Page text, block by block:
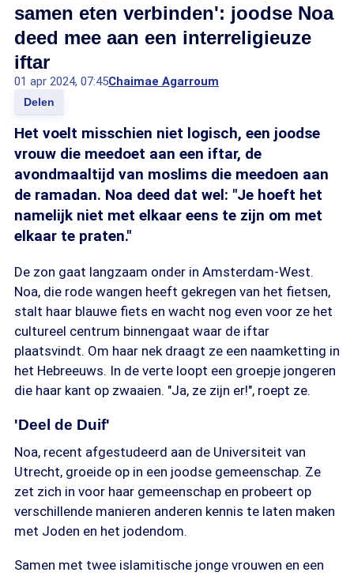
samen eten verbinden': joodse Noa
deed mee aan een interreligieuze
iftar
01 apr 2024, 07:45Chaimae Agarroum
Delen
Het voelt misschien niet logisch, een joodse
vrouw die meedoet aan een iftar, de
avondmaaltijd van moslims die meedoen aan
de ramadan. Noa deed dat wel: "Je hoeft het
namelijk niet met elkaar eens te zijn om met
elkaar te praten."
De zon gaat langzaam onder in Amsterdam-West.
Noa, die rode wangen heeft gekregen van het fietsen,
stalt haar blauwe fiets en wacht nog even voor ze het
cultureel centrum binnengaat waar de iftar
plaatsvindt. Om haar nek draagt ze een naamketting in
het Hebreeuws. In de verte loopt een groepje jongeren
die haar kant op zwaaien. "Ja, ze zijn er!", roept ze.
'Deel de Duif'
Noa, recent afgestudeerd aan de Universiteit van
Utrecht, groeide op in een joodse gemeenschap. Ze
zet zich in voor haar gemeenschap en probeert op
verschillende manieren anderen kennis te laten maken
met Joden en het jodendom.
Samen met twee islamitische jonge vrouwen en een